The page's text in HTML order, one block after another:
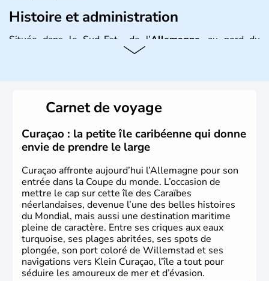
Histoire et administration
Située dans le Sud-Est de l’Allemagne , au nord du
fait partie des seize
conservateur.Carnet de voyage
Curaçao : la petite île caribéenne qui donne
envie de prendre le large
Curaçao affronte aujourd’hui l’Allemagne pour son
entrée dans la Coupe du monde. L’occasion de
mettre le cap sur cette île des Caraïbes
néerlandaises, devenue l’une des belles histoires
du Mondial, mais aussi une destination maritime
pleine de caractère. Entre ses criques aux eaux
turquoise, ses plages abritées, ses spots de
plongée, son port coloré de Willemstad et ses
navigations vers Klein Curaçao, l’île a tout pour
séduire les amoureux de mer et d’évasion.